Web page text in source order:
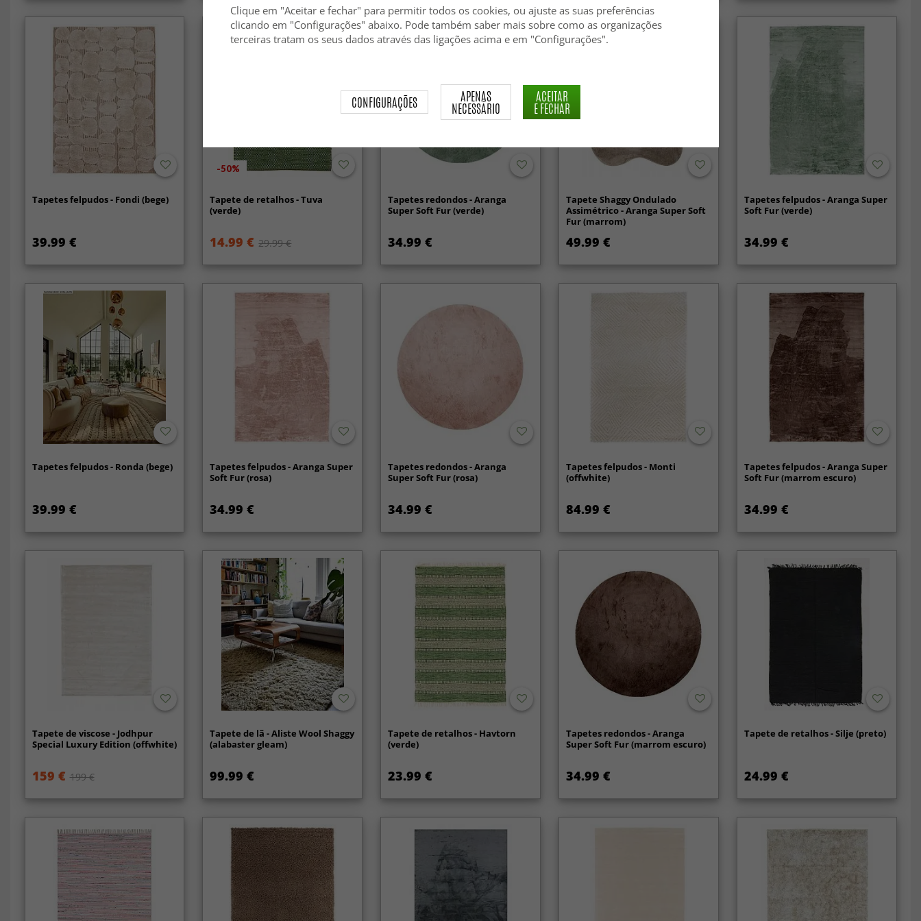
Tapetes felpudos - Fondi (bege)
39.99 €
-50%
Tapete de retalhos - Tuva
(verde)
14.99 € 29.99 €
Tapetes redondos - Aranga
Super Soft Fur (verde)
34.99 €
Novidade
Tapete Shaggy Ondulado
Assimétrico - Aranga Super Soft
Fur (marrom)
49.99 €
Tapetes felpudos - Aranga Super
Soft Fur (verde)
34.99 €
Tapetes felpudos - Ronda (bege)
39.99 €
Tapetes felpudos - Aranga Super
Soft Fur (rosa)
34.99 €
Tapetes redondos - Aranga
Super Soft Fur (rosa)
34.99 €
Tapetes felpudos - Monti
(offwhite)
84.99 €
Tapetes felpudos - Aranga Super
Soft Fur (marrom escuro)
34.99 €
Tapete de viscose - Jodhpur
Special Luxury Edition (offwhite)
159 € 199 €
Tapete de lã - Aliste Wool Shaggy
(alabaster gleam)
99.99 €
Tapete de retalhos - Havtorn
(verde)
23.99 €
Tapetes redondos - Aranga
Super Soft Fur (marrom escuro)
34.99 €
Tapete de retalhos - Silje (preto)
24.99 €
Clique em "Aceitar e fechar" para permitir todos os cookies, ou ajuste as suas preferências
clicando em "Configurações" abaixo. Pode também saber mais sobre como as organizações
terceiras tratam os seus dados através das ligações acima e em "Configurações".
CONFIGURAÇÕES APENAS
NECESSÁRIO
ACEITAR
E FECHAR